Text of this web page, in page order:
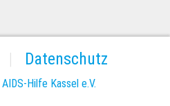
Datenschutz
AIDS-Hilfe Kassel e.V.